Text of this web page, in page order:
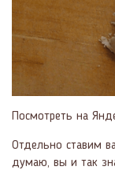
Посмотреть на
Отдельно ставим
думаю, вы и так